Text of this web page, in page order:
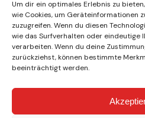
Um dir ein optimales Erlebnis zu
wie Cookies, um Geräteinformationen
zuzugreifen. Wenn du diesen
wie das Surfverhalten oder eindeutige
verarbeiten. Wenn du deine
zurückziehst, können bestimmte
beeinträchtigt werden.